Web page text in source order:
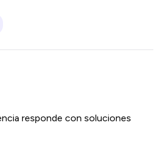
responde con soluciones